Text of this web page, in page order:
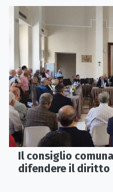
Il consiglio
difendere il diritto